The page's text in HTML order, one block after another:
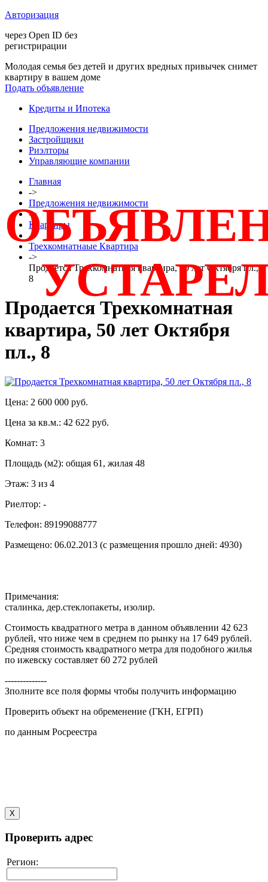
Авторизация
через Open ID без
регистрирации
Молодая семья без детей и других вредных привычек снимет
квартиру в вашем доме
Подать объявление
Кредиты и Ипотека
Предложения недвижимости
Застройщики
Риэлторы
Управляющие компании
Главная
->
Предложения недвижимости
->
Квартиры
->
Трехкомнатнаые Квартира
->
Продается Трехкомнатная квартира, 50 лет Октября пл.,
8
Продается Трехкомнатная
квартира, 50 лет Октября
пл., 8
Цена: 2 600 000 руб.
Цена за кв.м.: 42 622 руб.
Комнат: 3
Площадь (м2): общая 61, жилая 48
Этаж: 3 из 4
Риелтор: -
Телефон: 89199088777
Размещено: 06.02.2013 (с размещения прошло дней: 4930)
Примечания:
сталинка, дер.стеклопакеты, изолир.
Стоимость квадратного метра в данном объявлении 42 623
рублей, что ниже чем в среднем по рынку на 17 649 рублей.
Средняя стоимость квадратного метра для подобного жилья
по ижевску составляет 60 272 рублей
--------------
Зполните все поля формы чтобы получить информацию
Проверить объект на обременение (ГКН, ЕГРП)
по данным Росреестра
X
Проверить адрес
Регион: